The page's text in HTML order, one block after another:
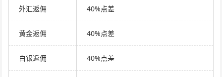
外汇返佣 40%点差
黄金返佣 40%点差
白银返佣 40%点差